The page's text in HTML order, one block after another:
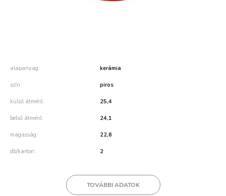
alapanyag kerámia
szín piros
külső átmérő 25,4
belső átmérő 24,1
magasság 22,6
db/karton 2
TOVÁBBI ADATOK